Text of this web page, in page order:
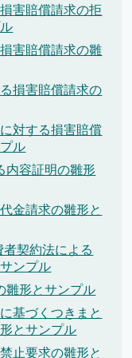
害賠償請求の拒
害賠償請求の雛
損害賠償請求の
対する損害賠償
ル
内容証明の雛形
金請求の雛形と
契約法による
ンプル
雛形とサンプル
基づくつきまと
とサンプル
止要求の雛形と